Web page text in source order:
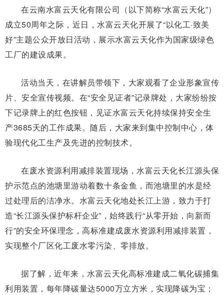
在云南水富云天化有限公司（以下简称“水富云天化”）
成立50周年之际，近日，水富云天化开展了“以化工·致美
好”主题公众开放日活动，展示水富云天化作为国家级绿色
工厂的建设成果。
活动当天，在讲解员带领下，大家观看了企业形象宣传
片、安全宣传视频。在“安全见证者”记录牌处，大家纷纷按
下记录牌上的红色按钮，见证水富云天化持续保持安全生
产3685天的工作成果。随后，大家来到集中控制中心，体
验现代化工生产及先进的控制技术。
在废水资源利用减排装置现场，水富云天化长江源头保
护示范点的池塘里游动着数十条金鱼，而池塘里的水是经
过处理后的洁净水。水富云天化地处长江上游，致力于打
造“长江源头保护标杆企业”，始终践行“从零开始，向新而
行”的安全环保理念，高标准建成废水资源利用减排装置，
实现整个厂区化工废水零污染、零排放。
据了解，近年来，水富云天化高标准建成二氧化碳捕集
利用装置，每年降碳量达5000万立方米，实现降碳为宝；